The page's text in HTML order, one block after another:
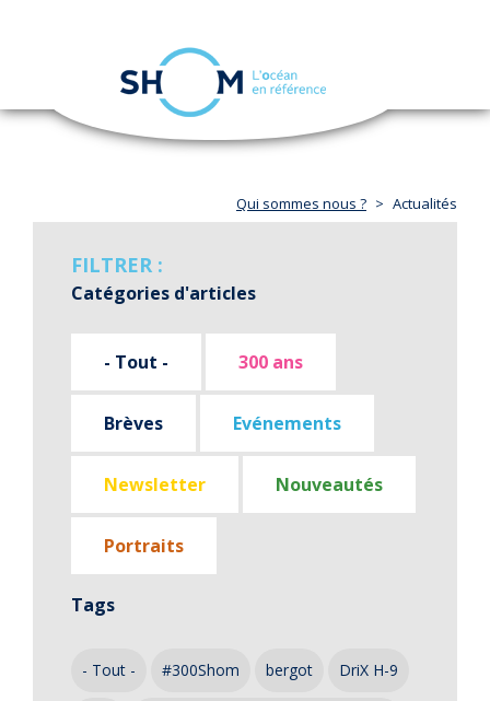
Aller
navigation
Qui sommes nous ? Actualités
FILTRER :
Catégories d'articles
- Tout - 300 ans
Brèves Evénements
Newsletter Nouveautés
Portraits
Tags
- Tout - #300Shom bergot DriX H-9